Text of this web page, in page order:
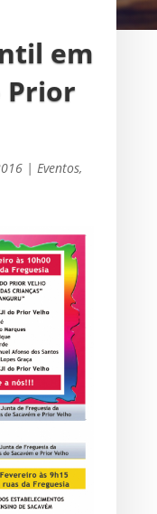
em
Prior
| Eventos,